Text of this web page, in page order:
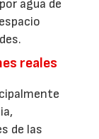
agua de
reales
de las